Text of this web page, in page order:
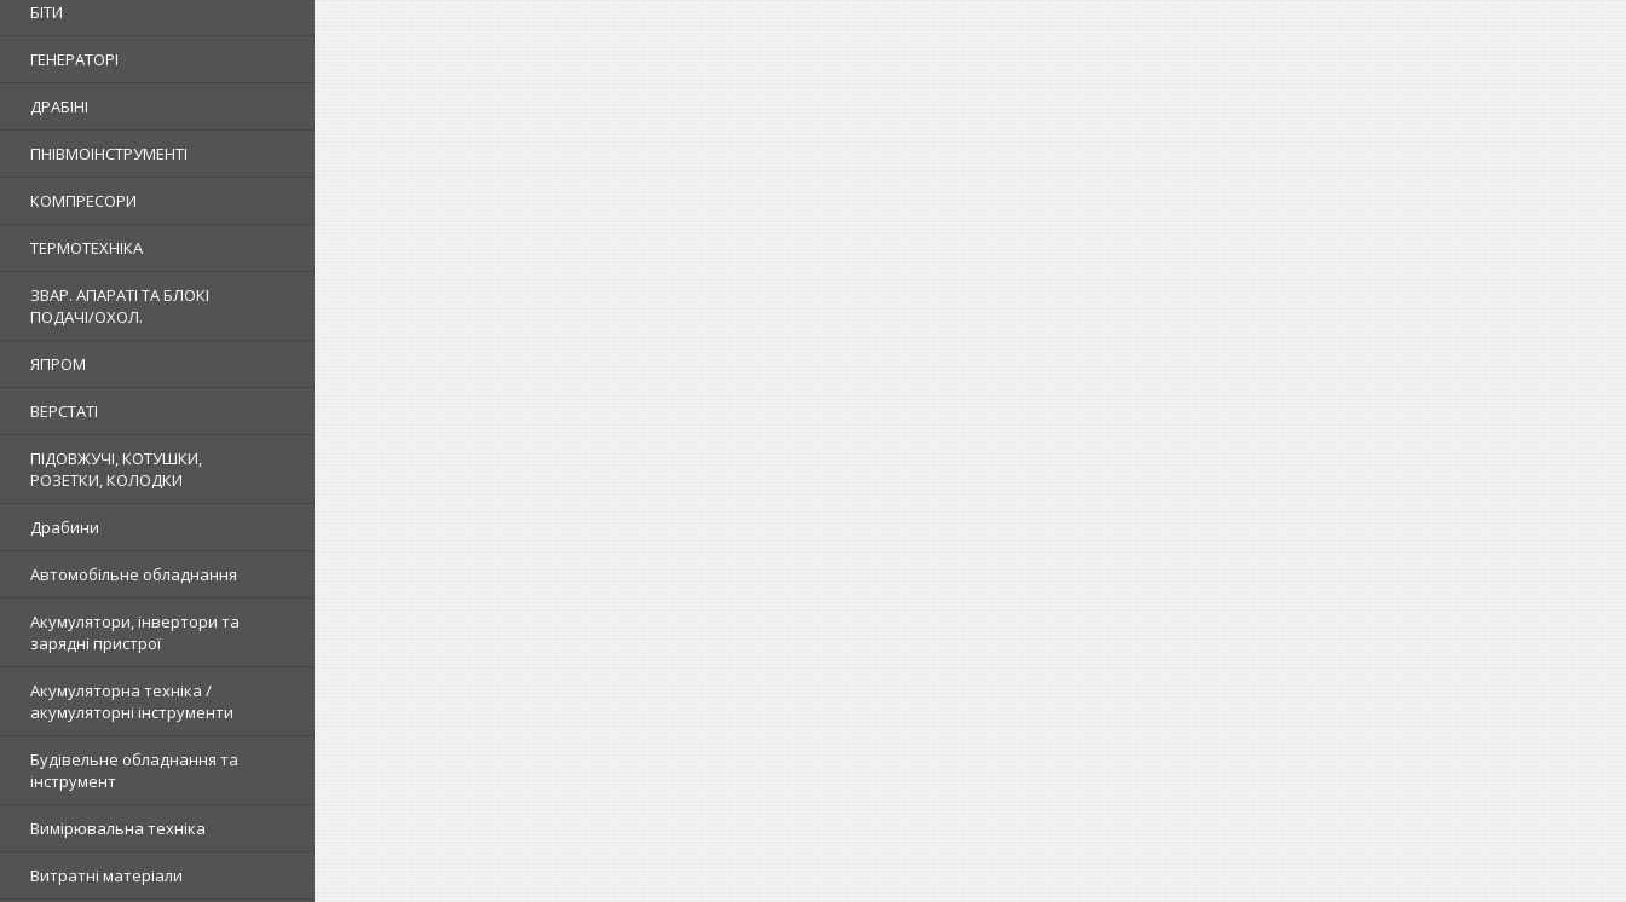
БІТИ
ГЕНЕРАТОРІ
ДРАБІНІ
ПНІВМОІНСТРУМЕНТІ
КОМПРЕСОРИ
ТЕРМОТЕХНІКА
ЗВАР. АПАРАТІ ТА БЛОКІ
ПОДАЧІ/ОХОЛ.
ЯПРОМ
ВЕРСТАТІ
ПІДОВЖУЧІ, КОТУШКИ,
РОЗЕТКИ, КОЛОДКИ
Драбини
Автомобільне обладнання
Акумулятори, інвертори та
зарядні пристрої
Акумуляторна техніка /
акумуляторні інструменти
Будівельне обладнання та
інструмент
Вимірювальна техніка
Витратні матеріали